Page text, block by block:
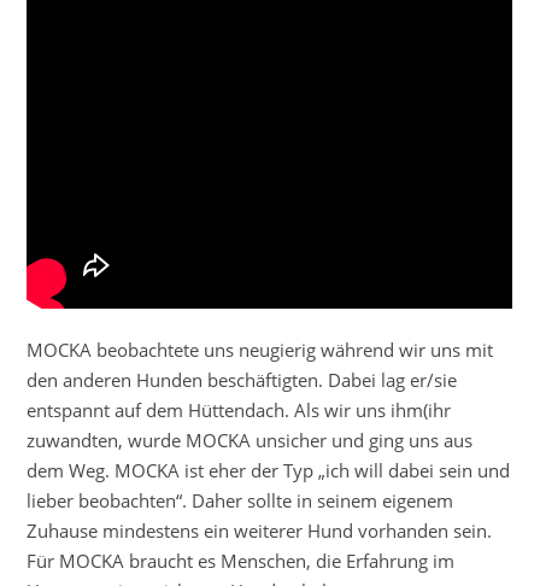
MOCKA beobachtete uns neugierig während wir uns mit
den anderen Hunden beschäftigten. Dabei lag er/sie
entspannt auf dem Hüttendach. Als wir uns ihm(ihr
zuwandten, wurde MOCKA unsicher und ging uns aus
dem Weg. MOCKA ist eher der Typ „ich will dabei sein und
lieber beobachten“. Daher sollte in seinem eigenem
Zuhause mindestens ein weiterer Hund vorhanden sein.
Für MOCKA braucht es Menschen, die Erfahrung im